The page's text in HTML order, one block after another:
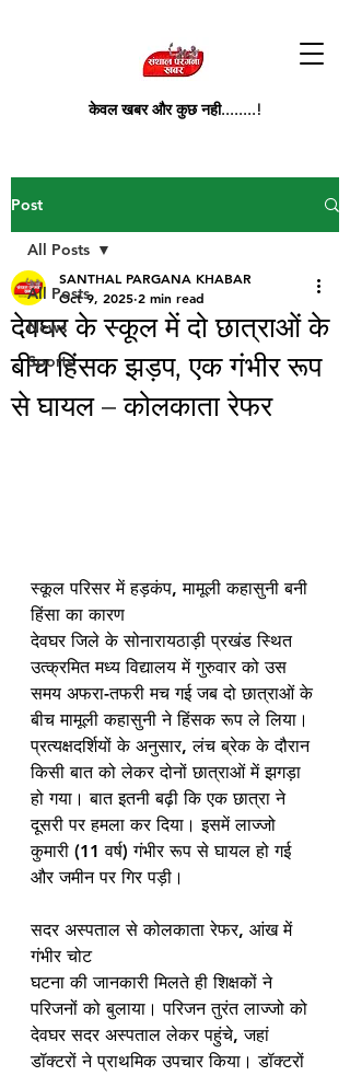
केवल खबर और कुछ नही........!
Post
All Posts
News
Sports
All Posts
देवघर के स्कूल में दो छात्राओं के
बीच हिंसक झड़प, एक गंभीर रूप
से घायल – कोलकाता रेफर
SANTHAL PARGANA KHABAR
Oct 9, 2025 2 min read
स्कूल परिसर में हड़कंप, मामूली कहासुनी बनी
हिंसा का कारण
देवघर जिले के सोनारायठाड़ी प्रखंड स्थित
उत्क्रमित मध्य विद्यालय में गुरुवार को उस
समय अफरा-तफरी मच गई जब दो छात्राओं के
बीच मामूली कहासुनी ने हिंसक रूप ले लिया।
प्रत्यक्षदर्शियों के अनुसार, लंच ब्रेक के दौरान
किसी बात को लेकर दोनों छात्राओं में झगड़ा
हो गया। बात इतनी बढ़ी कि एक छात्रा ने
दूसरी पर हमला कर दिया। इसमें लाज्जो
कुमारी (11 वर्ष) गंभीर रूप से घायल हो गई
और जमीन पर गिर पड़ी।
सदर अस्पताल से कोलकाता रेफर, आंख में
गंभीर चोट
घटना की जानकारी मिलते ही शिक्षकों ने
परिजनों को बुलाया। परिजन तुरंत लाज्जो को
देवघर सदर अस्पताल लेकर पहुंचे, जहां
डॉक्टरों ने प्राथमिक उपचार किया। डॉक्टरों